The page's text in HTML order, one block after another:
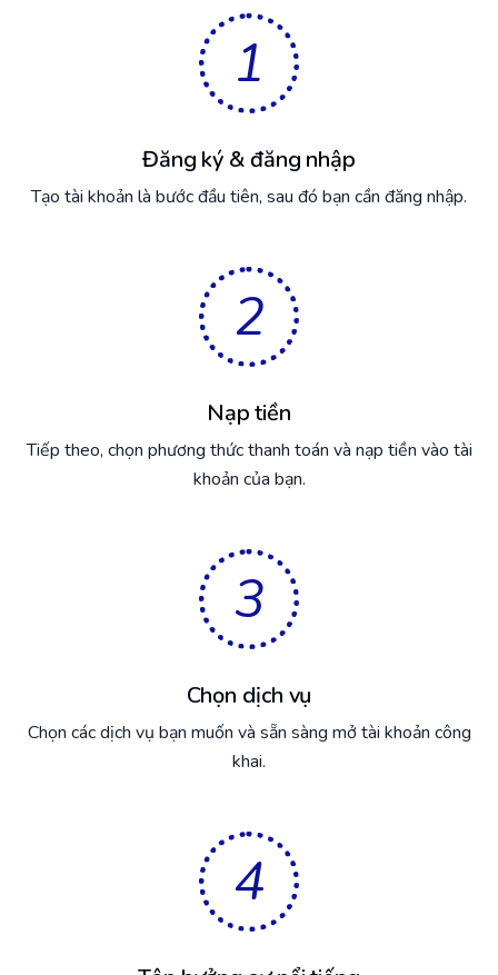
1
Đăng ký & đăng nhập
Tạo tài khoản là bước đầu tiên, sau đó bạn cần đăng nhập.
2
Nạp tiền
Tiếp theo, chọn phương thức thanh toán và nạp tiền vào tài
khoản của bạn.
3
Chọn dịch vụ
Chọn các dịch vụ bạn muốn và sẵn sàng mở tài khoản công
khai.
4